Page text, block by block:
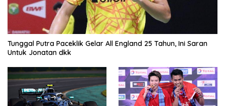
Tunggal Putra Paceklik Gelar All England 25 Tahun, Ini Saran
Untuk Jonatan dkk